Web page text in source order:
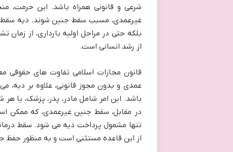
شرعی و قانونی همراه باشد. این حرمت،
غیرعمدی، مسبب سقط جنین شوند. دیه سقط
بلکه حتی در مراحل اولیه بارداری، از
از رشد انسانی است.
قانون مجازات اسلامی تفاوت های
عمدی و بدون مجوز قانونی، علاوه بر دیه،
باشد. این امر شامل مادر، پدر، پزشک، یا
در مقابل، سقط جنین غیرعمدی، که ممکن
تنها مشمول پرداخت دیه می شود. سقط
از این قاعده مستثنی است و به منظور حفظ